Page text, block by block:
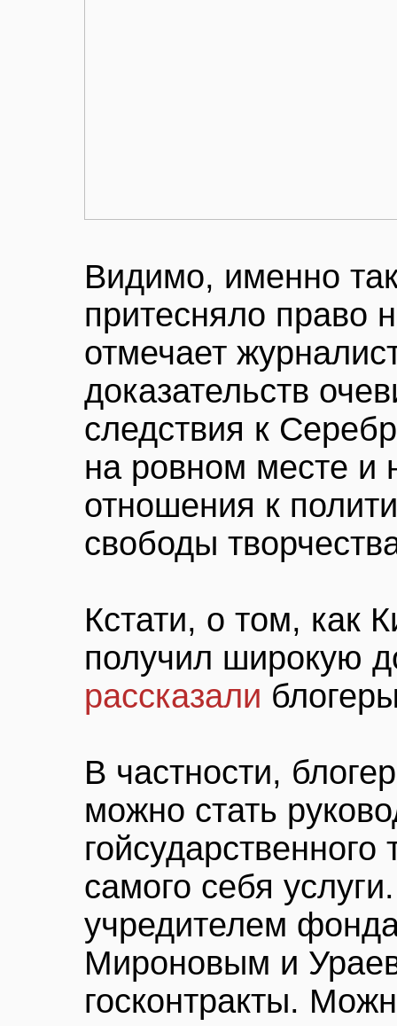
Видимо, именно
притесняло право
отмечает
доказательств
следствия к
на ровном месте и
отношения к
свободы
Кстати, о том, как
получил широкую
рассказали
В частности,
можно стать
гойсударственного
самого себя
учредителем
Мироновым и
госконтракты.